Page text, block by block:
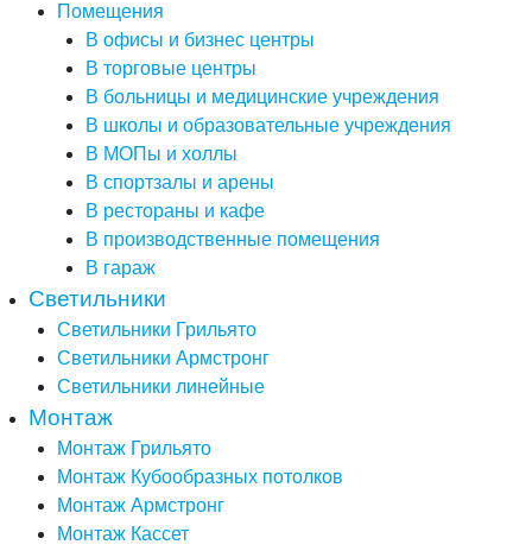
Помещения
В офисы и бизнес центры
В торговые центры
В больницы и медицинские учреждения
В школы и образовательные учреждения
В МОПы и холлы
В спортзалы и арены
В рестораны и кафе
В производственные помещения
В гараж
Светильники
Светильники Грильято
Светильники Армстронг
Светильники линейные
Монтаж
Монтаж Грильято
Монтаж Кубообразных потолков
Монтаж Армстронг
Монтаж Кассет